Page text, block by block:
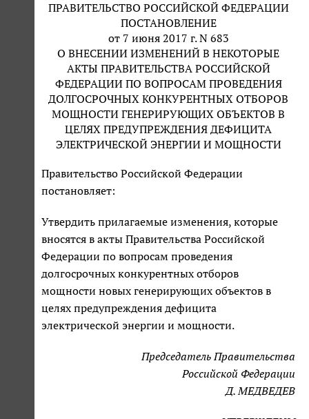
ПРАВИТЕЛЬСТВО РОССИЙСКОЙ ФЕДЕРАЦИИ
ПОСТАНОВЛЕНИЕ
от 7 июня 2017 г. N 683
О ВНЕСЕНИИ ИЗМЕНЕНИЙ В НЕКОТОРЫЕ
АКТЫ ПРАВИТЕЛЬСТВА РОССИЙСКОЙ
ФЕДЕРАЦИИ ПО ВОПРОСАМ ПРОВЕДЕНИЯ
ДОЛГОСРОЧНЫХ КОНКУРЕНТНЫХ ОТБОРОВ
МОЩНОСТИ ГЕНЕРИРУЮЩИХ ОБЪЕКТОВ В
ЦЕЛЯХ ПРЕДУПРЕЖДЕНИЯ ДЕФИЦИТА
ЭЛЕКТРИЧЕСКОЙ ЭНЕРГИИ И МОЩНОСТИ
Правительство Российской Федерации
постановляет:
Утвердить прилагаемые изменения, которые
вносятся в акты Правительства Российской
Федерации по вопросам проведения
долгосрочных конкурентных отборов
мощности новых генерирующих объектов в
целях предупреждения дефицита
электрической энергии и мощности.
Председатель Правительства
Российской Федерации
Д. МЕДВЕДЕВ